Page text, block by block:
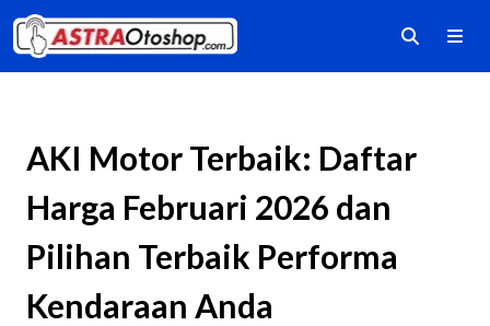
AKI Motor Terbaik: Daftar
Harga Februari 2026 dan
Pilihan Terbaik Performa
Kendaraan Anda